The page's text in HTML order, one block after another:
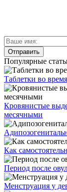
Популярные
Таблетки во
Кровянистые
месячными
Как
Период после
Менструация у